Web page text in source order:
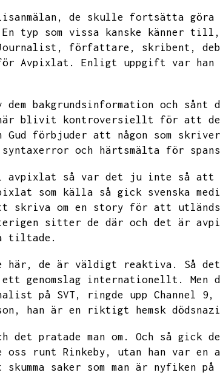
de skulle fortsätta göra
En typ som vissa kanske känner till,
författare, skribent,
Avpixlat.
Enligt uppgift var han
dem bakgrundsinformation och sånt
här blivit kontroversiellt för att
Gud förbjuder att någon som
och härtsmälta för
avpixlat så var det ju inte så att
som källa så gick svenska
skriva om en story för att
sitter de där och det är
tiltade.
här, de är väldigt reaktiva.
Så
genomslag internationellt.
Men
på SVT, ringde upp Channel 9,
han är en riktigt hemsk
det pratade man om.
Och så gick
runt Rinkeby,
utan han var en
saker som man är nyfiken